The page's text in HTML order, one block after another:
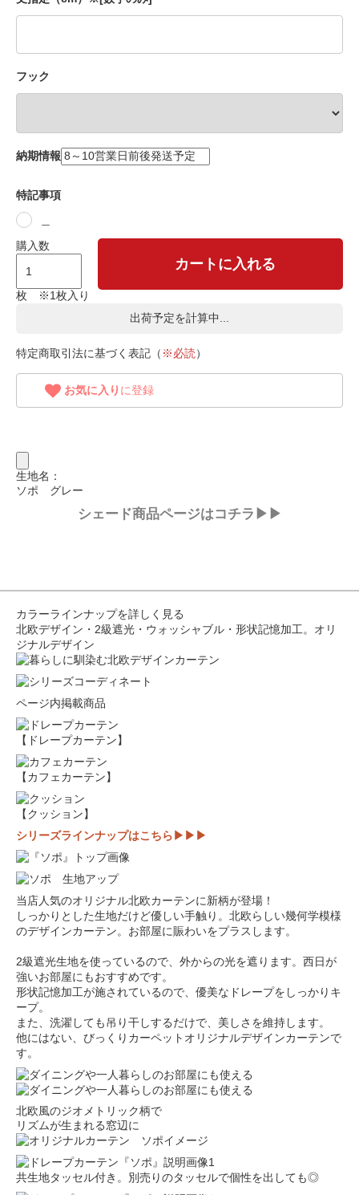
フック
納期情報
特記事項
購入数
枚 ※1枚入り
カートに入れる
出荷予定を計算中...
特定商取引法に基づく表記（ ※必読）
お気に入り に登録
生地名：
ソポ グレー
シェード商品ページはコチラ▶▶
カラーラインナップを詳しく見る
北欧デザイン・2級遮光・ウォッシャブル・形状記憶加工。オリ
ジナルデザイン
ページ内掲載商品
【ドレープカーテン】
【カフェカーテン】
【クッション】
シリーズラインナップはこちら▶▶▶
当店人気のオリジナル北欧カーテンに新柄が登場！
しっかりとした生地だけど優しい手触り。北欧らしい幾何学模様
のデザインカーテン。お部屋に賑わいをプラスします。
2級遮光生地を使っているので、外からの光を遮ります。西日が
強いお部屋にもおすすめです。
形状記憶加工が施されているので、優美なドレープをしっかりキ
ープ。
また、洗濯しても吊り干しするだけで、美しさを維持します。
他にはない、びっくりカーペットオリジナルデザインカーテンで
す。
北欧風のジオメトリック柄で
リズムが生まれる窓辺に
共生地タッセル付き。別売りのタッセルで個性を出しても◎